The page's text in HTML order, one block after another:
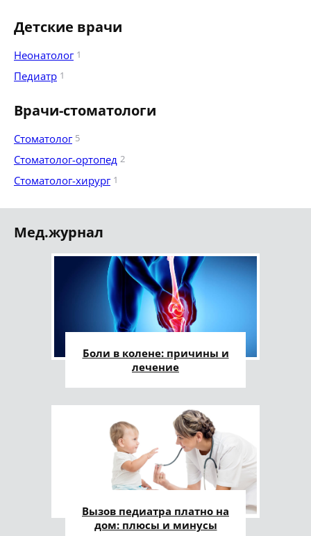
Детские врачи
Неонатолог 1
Педиатр 1
Врачи-стоматологи
Стоматолог 5
Стоматолог-ортопед 2
Стоматолог-хирург 1
Мед.журнал
Боли в колене: причины и
лечение
Вызов педиатра платно на
дом: плюсы и минусы